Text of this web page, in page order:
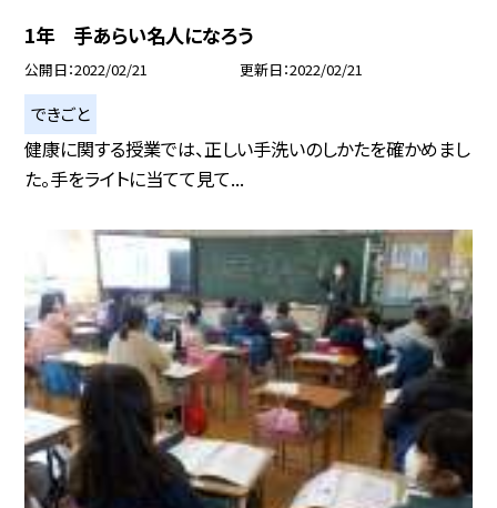
1年 手あらい名人になろう
公開日 2022/02/21 更新日 2022/02/21
できごと
健康に関する授業では、正しい手洗いのしかたを確かめまし
た。手をライトに当てて見て...